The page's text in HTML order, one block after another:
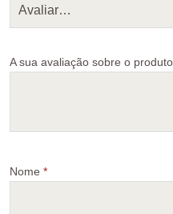
Avaliar…
A sua avaliação sobre o produto
Nome *